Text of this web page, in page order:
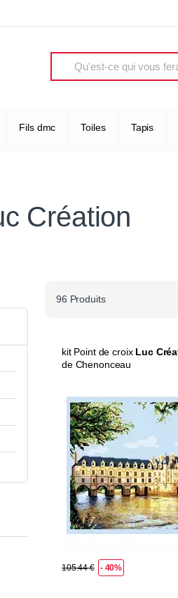
Fils dmc Toiles Tapis
Création
96 Produits
kit Point de croix Luc
de Chenonceau
105.44 € - 40%